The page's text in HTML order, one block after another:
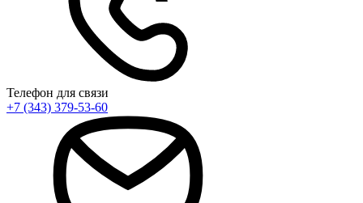
Телефон для связи
+7 (343) 379-53-60